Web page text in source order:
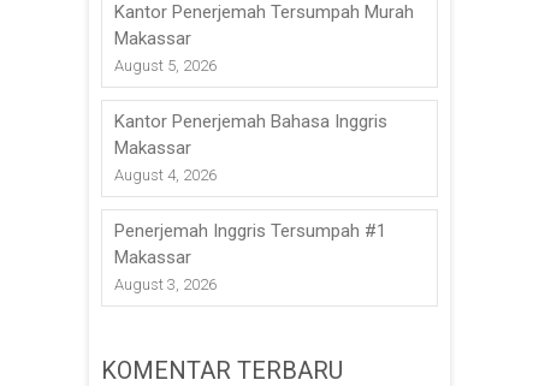
Kantor Penerjemah Tersumpah Murah
Makassar
August 5, 2026
Kantor Penerjemah Bahasa Inggris
Makassar
August 4, 2026
Penerjemah Inggris Tersumpah #1
Makassar
August 3, 2026
KOMENTAR TERBARU